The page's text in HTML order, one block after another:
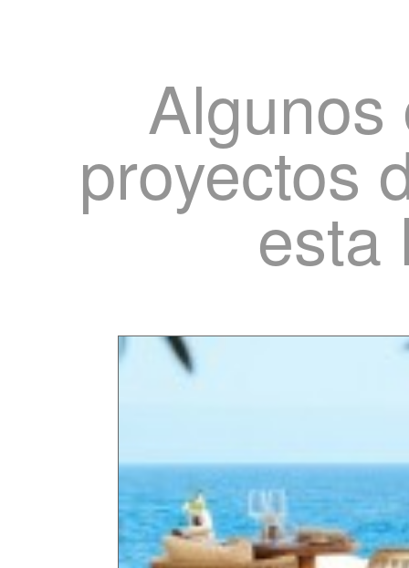
proyectos
esta